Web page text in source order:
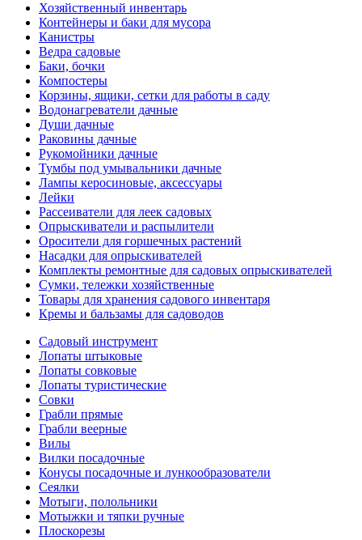
Хозяйственный инвентарь
Контейнеры и баки для мусора
Канистры
Ведра садовые
Баки, бочки
Компостеры
Корзины, ящики, сетки для работы в саду
Водонагреватели дачные
Души дачные
Раковины дачные
Рукомойники дачные
Тумбы под умывальники дачные
Лампы керосиновые, аксессуары
Лейки
Рассеиватели для леек садовых
Опрыскиватели и распылители
Оросители для горшечных растений
Насадки для опрыскивателей
Комплекты ремонтные для садовых опрыскивателей
Сумки, тележки хозяйственные
Товары для хранения садового инвентаря
Кремы и бальзамы для садоводов
Садовый инструмент
Лопаты штыковые
Лопаты совковые
Лопаты туристические
Совки
Грабли прямые
Грабли веерные
Вилы
Вилки посадочные
Конусы посадочные и лункообразователи
Сеялки
Мотыги, полольники
Мотыжки и тяпки ручные
Плоскорезы